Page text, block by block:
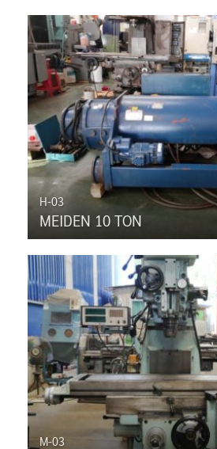
H-03
MEIDEN 10 TON
M-03